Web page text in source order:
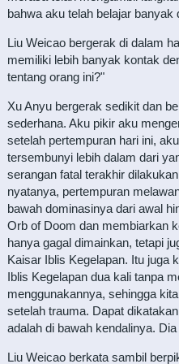
bahwa aku telah belajar banyak
Liu Weicao bergerak di dalam
memiliki lebih banyak kontak
tentang orang ini?"
Xu Anyu bergerak sedikit dan
sederhana. Aku pikir aku
setelah pertempuran hari ini,
tersembunyi lebih dalam dari
serangan fatal terakhir
nyatanya, pertempuran
bawah dominasinya dari awal
Orb of Doom dan membiarkan
hanya gagal dimainkan, tetapi
Kaisar Iblis Kegelapan. Itu juga
Iblis Kegelapan dua kali tanpa
menggunakannya, sehingga
setelah trauma. Dapat
adalah di bawah kendalinya.
Liu Weicao berkata sambil